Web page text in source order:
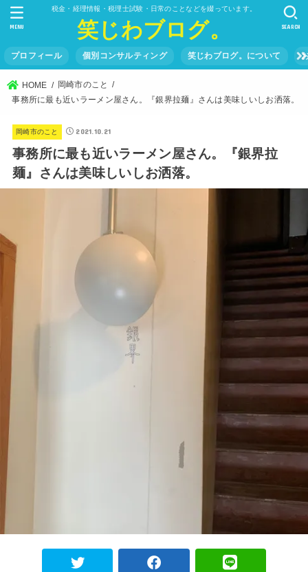
税金・経理情報・税理士試験・日常のことなどを綴っています。
笑じわブログ。
プロフィール 個別コンサルティング 笑じわブログ。について
SEARCH
MENU
HOME
岡崎市のこと
事務所に最も近いラーメン屋さん。『銀界拉麺』さんは美味しいしお洒落。
岡崎市のこと 2021.10.21
事務所に最も近いラーメン屋さん。『銀界拉
麺』さんは美味しいしお洒落。